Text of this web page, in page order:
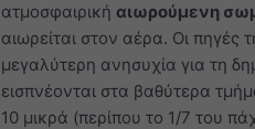
ατμοσφαιρική αιωρούμενη
αιωρείται στον αέρα. Οι πηγές
μεγαλύτερη ανησυχία για τη
εισπνέονται στα βαθύτερα
10 μικρά (περίπου το 1/7 του